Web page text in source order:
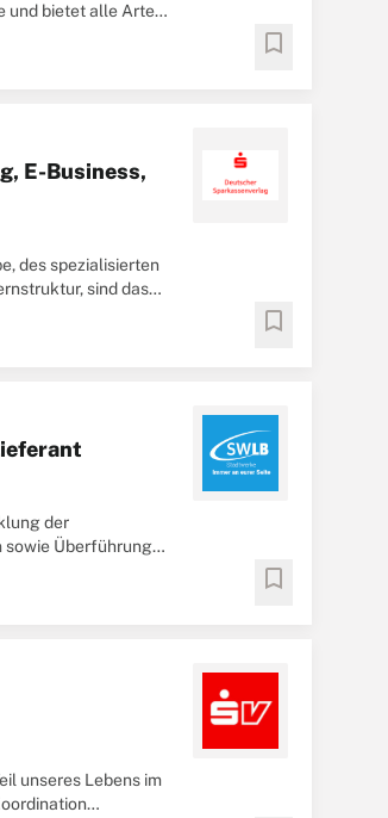
und bietet alle Arten
bookmark
E-Business,
des spezialisierten
sind das
bookmark
der
sowie Überführung
bookmark
unseres Lebens im